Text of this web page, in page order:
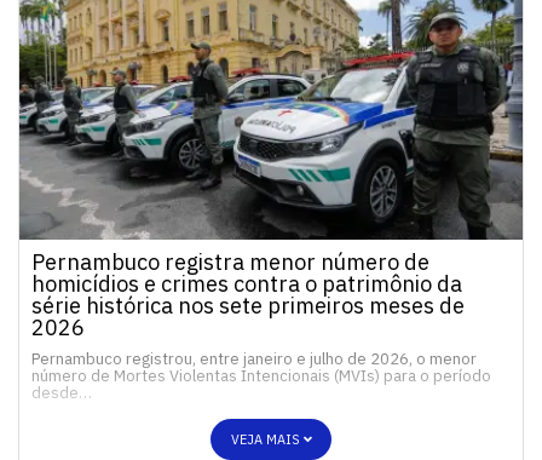
Pernambuco registra menor número de
homicídios e crimes contra o patrimônio da
série histórica nos sete primeiros meses de
2026
Pernambuco registrou, entre janeiro e julho de 2026, o menor
número de Mortes Violentas Intencionais (MVIs) para o período
desde…
VEJA MAIS